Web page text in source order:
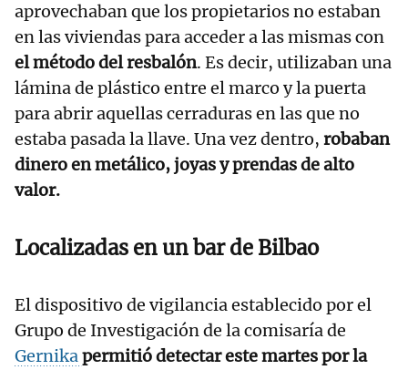
aprovechaban que los propietarios no estaban
en las viviendas para acceder a las mismas con
el método del resbalón. Es decir, utilizaban una
lámina de plástico entre el marco y la puerta
para abrir aquellas cerraduras en las que no
estaba pasada la llave. Una vez dentro, robaban
dinero en metálico, joyas y prendas de alto
valor.
Localizadas en un bar de Bilbao
El dispositivo de vigilancia establecido por el
Grupo de Investigación de la comisaría de
Gernikapermitió detectar este martes por la